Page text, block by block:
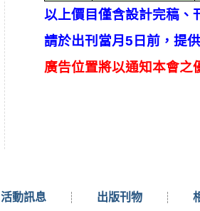
以上價目僅含設計完稿、
請於出刊當月 5 日前，提
廣告位置將以通知本會之
活動訊息 出版刊物